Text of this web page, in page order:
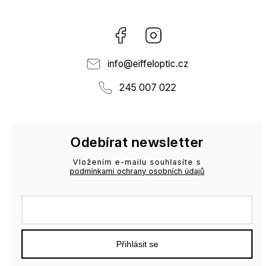
Facebook
info@eiffeloptic.cz
245 007 022
Odebírat newsletter
Vložením e-mailu souhlasíte s
podmínkami ochrany osobních údajů
Přihlásit se